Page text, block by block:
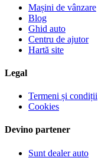
Mașini de vânzare
Blog
Ghid auto
Centru de ajutor
Hartă site
Legal
Termeni și condiții
Cookies
Devino partener
Sunt dealer auto